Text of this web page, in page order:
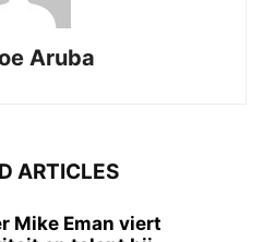
Aruba
ARTICLES
Mike Eman viert